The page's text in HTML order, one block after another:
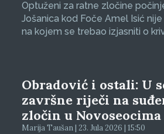
Optuženi za ratne zločine
Jošanica kod Foče Amel Isić
na kojem se trebao izjasniti o
Obradović i ostali: U
završne riječi na
zločin u Novoseocima
Marija Taušan | 23. Jula 2026 | 15:50